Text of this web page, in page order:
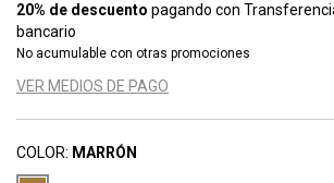
20% de descuento pagando con
bancario
No acumulable con otras promociones
VER MEDIOS DE PAGO
COLOR: MARRÓN